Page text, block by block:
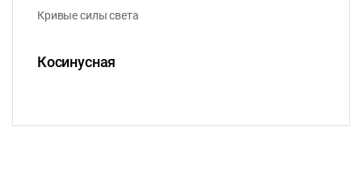
Кривые силы света
Косинусная